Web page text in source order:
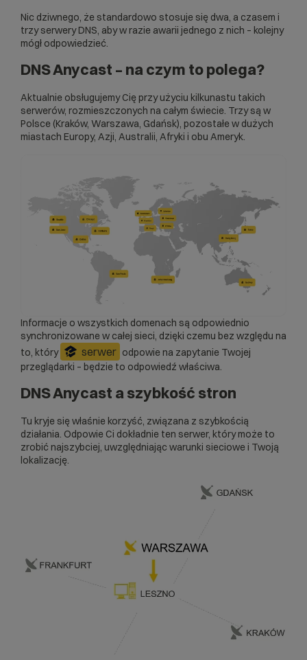
Nic dziwnego, że standardowo stosuje się dwa, a czasem i
trzy serwery DNS, aby w razie awarii jednego z nich – kolejny
mógł odpowiedzieć.
DNS Anycast – na czym to polega?
Aktualnie obsługujemy Cię przy użyciu kilkunastu takich
serwerów, rozmieszczonych na całym świecie. Trzy są w
Polsce (Kraków, Warszawa, Gdańsk), pozostałe w dużych
miastach Europy, Azji, Australii, Afryki i obu Ameryk.
Informacje o wszystkich domenach są odpowiednio
synchronizowane w całej sieci, dzięki czemu bez względu na
to, który
serwer odpowie na zapytanie Twojej
przeglądarki – będzie to odpowiedź właściwa.
DNS Anycast a szybkość stron
Tu kryje się właśnie korzyść, związana z szybkością
działania. Odpowie Ci dokładnie ten serwer, który może to
zrobić najszybciej, uwzględniając warunki sieciowe i Twoją
lokalizację.